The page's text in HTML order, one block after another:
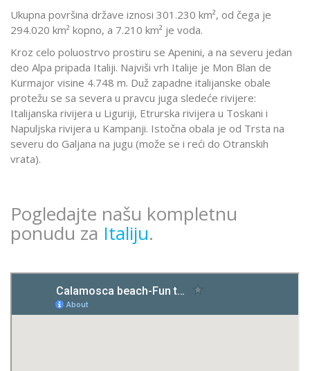
Ukupna površina države iznosi 301.230 km², od čega je
294.020 km² kopno, a 7.210 km² je voda.
Kroz celo poluostrvo prostiru se Apenini, a na severu jedan
deo Alpa pripada Italiji. Najviši vrh Italije je Mon Blan de
Kurmajor visine 4.748 m. Duž zapadne italijanske obale
protežu se sa severa u pravcu juga sledeće rivijere:
Italijanska rivijera u Liguriji, Etrurska rivijera u Toskani i
Napuljska rivijera u Kampanji. Istočna obala je od Trsta na
severu do Galjana na jugu (može se i reći do Otranskih
vrata).
Pogledajte našu kompletnu
ponudu za Italiju.